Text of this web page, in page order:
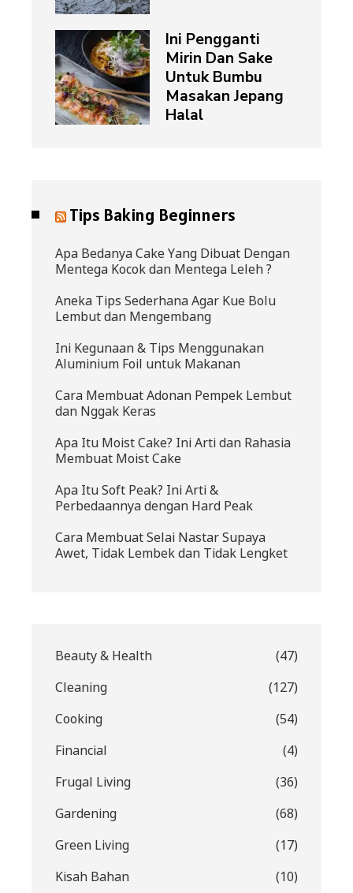
Ini Pengganti
Mirin Dan Sake
Untuk Bumbu
Masakan Jepang
Halal
Tips Baking Beginners
Apa Bedanya Cake Yang Dibuat Dengan
Mentega Kocok dan Mentega Leleh ?
Aneka Tips Sederhana Agar Kue Bolu
Lembut dan Mengembang
Ini Kegunaan & Tips Menggunakan
Aluminium Foil untuk Makanan
Cara Membuat Adonan Pempek Lembut
dan Nggak Keras
Apa Itu Moist Cake? Ini Arti dan Rahasia
Membuat Moist Cake
Apa Itu Soft Peak? Ini Arti &
Perbedaannya dengan Hard Peak
Cara Membuat Selai Nastar Supaya
Awet, Tidak Lembek dan Tidak Lengket
Beauty & Health
(47)
Cleaning
(127)
Cooking
(54)
Financial
(4)
Frugal Living
(36)
Gardening
(68)
Green Living
(17)
Kisah Bahan
(10)